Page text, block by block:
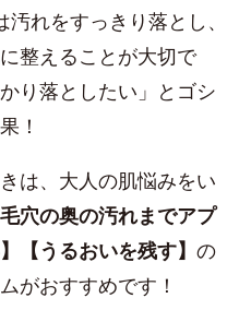
れをすっきり落とし、
整えることが大切で
り落としたい」とゴシ
！
は、大人の肌悩みをい
毛穴の奥の汚れまでアプ
【うるおいを残す】 の
がおすすめです！